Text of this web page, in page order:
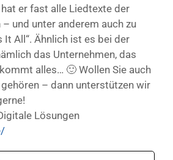
er fast alle Liedtexte der
und unter anderem auch zu
It All“. Ähnlich ist es bei der
das Unternehmen, das
alles… 🙂 Wollen Sie auch
– dann unterstützen wir
Lösungen